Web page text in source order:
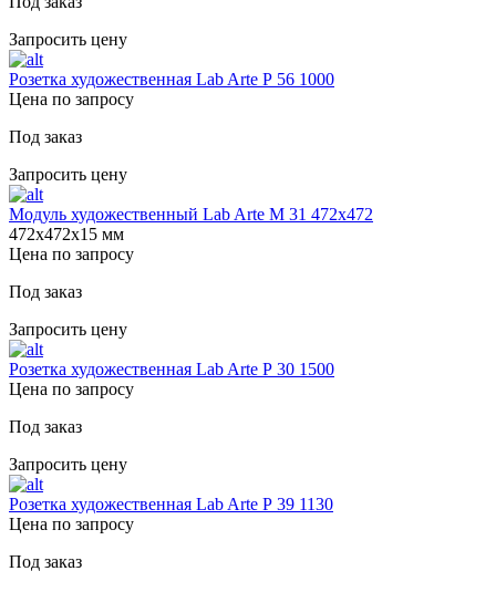
Запросить цену
Розетка художественная Lab Arte Р 56 1000
Цена по запросу
Под заказ
Запросить цену
Модуль художественный Lab Arte М 31 472х472
472х472х15 мм
Цена по запросу
Под заказ
Запросить цену
Розетка художественная Lab Arte Р 30 1500
Цена по запросу
Под заказ
Запросить цену
Розетка художественная Lab Arte Р 39 1130
Цена по запросу
Под заказ